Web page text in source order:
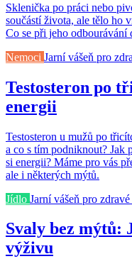
Sklenička po práci nebo
součástí života, ale tělo ho
Co se při jeho odbourávání
Nemoci Jarní vášeň pro
Testosteron po
energii
Testosteron u mužů po
a co s tím podniknout? Jak
si energii? Máme pro vás
ale i některých mýtů.
Jídlo Jarní vášeň pro
Svaly bez mýtů:
výživu